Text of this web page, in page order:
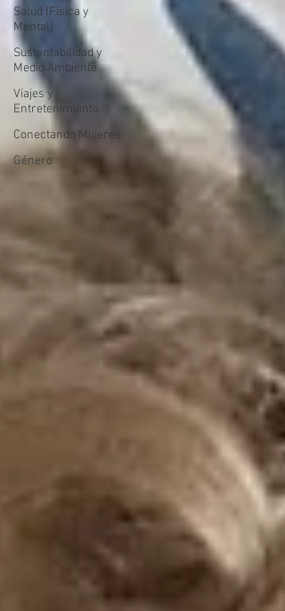
Salud (Física y
Mental)
Sustentabilidad y
Medio Ambiente
Viajes y
Entretenimiento
Conectando Mujeres
Género